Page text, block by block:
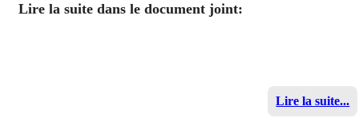
Lire la suite dans le document joint:
Lire la suite...